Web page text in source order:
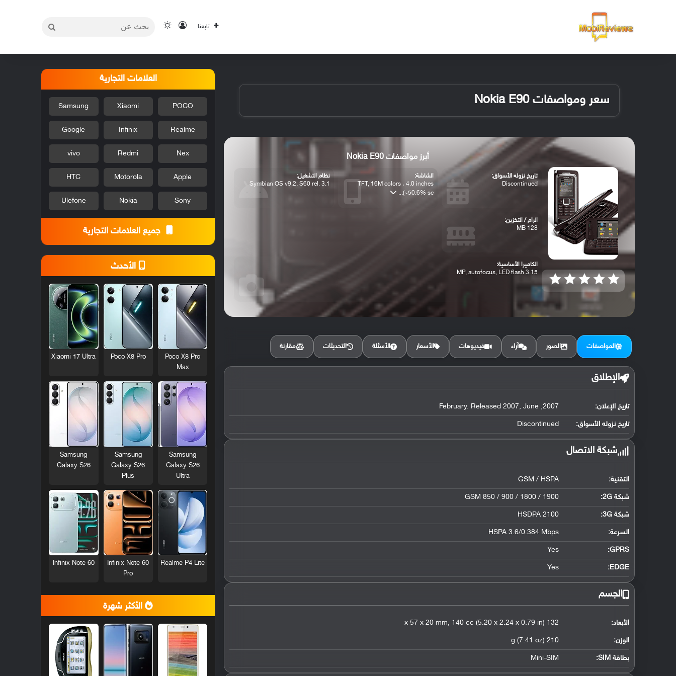
تابعنا تسجيل الدخول
الوضع المظلم
سعر ومواصفات Nokia E90
أبرز مواصفات Nokia E90
تاريخ نزوله الأسواق:
Discontinued
الشاشة:
TFT, 16M colors ، 4.0 inches
(~50.6% sc...
نظام التشغيل:
Symbian OS v9.2, S60 rel. 3.1
الرام / التخزين:
128 MB
الكاميرا الأساسية:
3.15 MP, autofocus, LED flash
المواصفات الصور آراء فيديوهات الأسعار الأسئلة التحديثات مقارنة
الإطلاق
تاريخ الإعلان: 2007, February. Released 2007, June
تاريخ نزوله الأسواق: Discontinued
شبكة الاتصال
التقنية: GSM / HSPA
شبكة 2G: GSM 850 / 900 / 1800 / 1900
شبكة 3G :
HSDPA 2100
السرعة: HSPA 3.6/0.384 Mbps
GPRS:
Yes
EDGE:
Yes
الجسم
الأبعاد: 132 x 57 x 20 mm, 140 cc (5.20 x 2.24 x 0.79 in)
الوزن: 210 g (7.41 oz)
بطاقة SIM: Mini-SIM
العلامات التجارية
POCO
Xiaomi
Samsung
Realme
Infinix
Google
Nex
Redmi
vivo
Apple
Motorola
HTC
Sony
Nokia
Ulefone
جميع العلامات التجارية
الأحدث
Poco X8 Pro
Max
Poco X8 Pro
Xiaomi 17 Ultra
Samsung
Galaxy S26
Ultra
Samsung
Galaxy S26
Plus
Samsung
Galaxy S26
Realme P4 Lite
Infinix Note 60
Pro
Infinix Note 60
الأكثر شهرة